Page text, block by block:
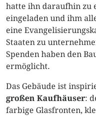
hatte ihn daraufhin zu
eingeladen und ihm
eine
Staaten zu
Spenden haben den
ermöglicht.
Das Gebäude ist
großen Kaufhäuser:
farbige Glasfronten,